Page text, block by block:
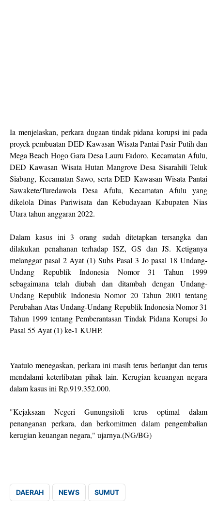
Ia menjelaskan, perkara dugaan tindak pidana korupsi ini pada
proyek pembuatan DED Kawasan Wisata Pantai Pasir Putih dan
Mega Beach Hogo Gara Desa Lauru Fadoro, Kecamatan Afulu,
DED Kawasan Wisata Hutan Mangrove Desa Sisarahili Teluk
Siabang, Kecamatan Sawo, serta DED Kawasan Wisata Pantai
Sawakete/Turedawola Desa Afulu, Kecamatan Afulu yang
dikelola Dinas Pariwisata dan Kebudayaan Kabupaten Nias
Utara tahun anggaran 2022.
Dalam kasus ini 3 orang sudah ditetapkan tersangka dan
dilakukan penahanan terhadap ISZ, GS dan JS. Ketiganya
melanggar pasal 2 Ayat (1) Subs Pasal 3 Jo pasal 18 Undang-
Undang Republik Indonesia Nomor 31 Tahun 1999
sebagaimana telah diubah dan ditambah dengan Undang-
Undang Republik Indonesia Nomor 20 Tahun 2001 tentang
Perubahan Atas Undang-Undang Republik Indonesia Nomor 31
Tahun 1999 tentang Pemberantasan Tindak Pidana Korupsi Jo
Pasal 55 Ayat (1) ke-1 KUHP.
Yaatulo menegaskan, perkara ini masih terus berlanjut dan terus
mendalami keterlibatan pihak lain. Kerugian keuangan negara
dalam kasus ini Rp.919.352.000.
"Kejaksaan Negeri Gunungsitoli terus optimal dalam
penanganan perkara, dan berkomitmen dalam pengembalian
kerugian keuangan negara," ujarnya.(NG/BG)
DAERAH NEWS SUMUT